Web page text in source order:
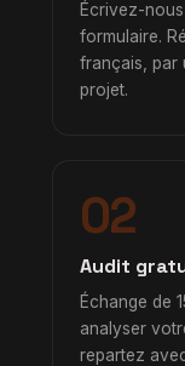
Écrivez-
formulaire.
français, par
projet.
02
Audit
Échange de
analyser
repartez